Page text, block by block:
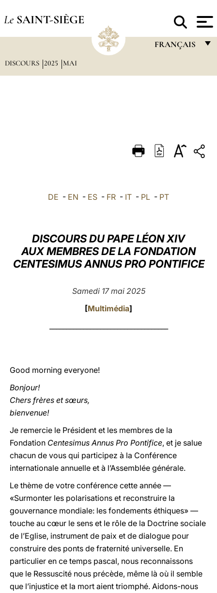
Le SAINT-SIÈGE
FRANÇAIS
DEUTSCH
العربيّة
LATINE
DISCOURS 2025 MAI
DE - EN - ES - FR - IT - PL - PT
DISCOURS DU PAPE LÉON XIV
AUX MEMBRES DE LA FONDATION
CENTESIMUS ANNUS PRO PONTIFICE
Samedi 17 mai 2025
[Multimédia]
Good morning everyone!
Bonjour!
Chers frères et sœurs,
bienvenue!
Je remercie le Président et les membres de la
Fondation Centesimus Annus Pro Pontifice, et je salue
chacun de vous qui participez à la Conférence
internationale annuelle et à l’Assemblée générale.
Le thème de votre conférence cette année —
«Surmonter les polarisations et reconstruire la
gouvernance mondiale: les fondements éthiques» —
touche au cœur le sens et le rôle de la Doctrine sociale
de l’Eglise, instrument de paix et de dialogue pour
construire des ponts de fraternité universelle. En
particulier en ce temps pascal, nous reconnaissons
que le Ressuscité nous précède, même là où il semble
que l’injustice et la mort aient triomphé. Aidons-nous